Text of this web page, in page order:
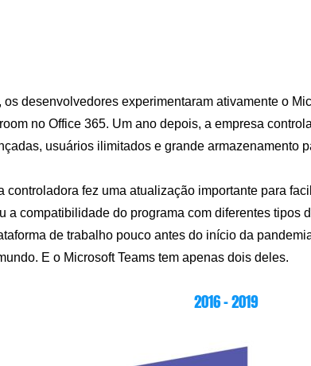
os desenvolvedores experimentaram ativamente o
no Office 365. Um ano depois, a empresa
usuários ilimitados e grande armazenamento
controladora fez uma atualização importante para
a compatibilidade do programa com diferentes tipos
de trabalho pouco antes do início da
E o Microsoft Teams tem apenas dois deles.
2016 – 2019